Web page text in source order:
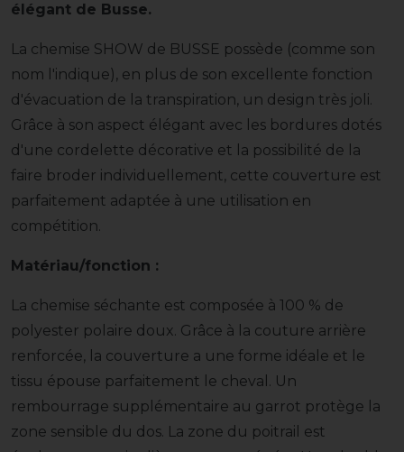
élégant de Busse.
La chemise SHOW de BUSSE possède (comme son
nom l'indique), en plus de son excellente fonction
d'évacuation de la transpiration, un design très joli.
Grâce à son aspect élégant avec les bordures dotés
d'une cordelette décorative et la possibilité de la
faire broder individuellement, cette couverture est
parfaitement adaptée à une utilisation en
compétition.
Matériau/fonction :
La chemise séchante est composée à 100 % de
polyester polaire doux. Grâce à la couture arrière
renforcée, la couverture a une forme idéale et le
tissu épouse parfaitement le cheval. Un
rembourrage supplémentaire au garrot protège la
zone sensible du dos. La zone du poitrail est